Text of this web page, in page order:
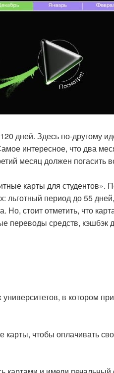
дней. Здесь по-другому
интересное, что два
месяц должен погасить
карты для студентов».
льготный период до 55
Но, стоит отметить, что
переводы средств, кэшбэк
в котором
чтобы оплачивать